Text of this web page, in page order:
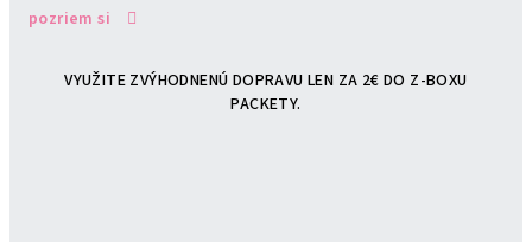
pozriem si
VYUŽITE ZVÝHODNENÚ DOPRAVU LEN ZA 2€ DO Z-BOXU
PACKETY.